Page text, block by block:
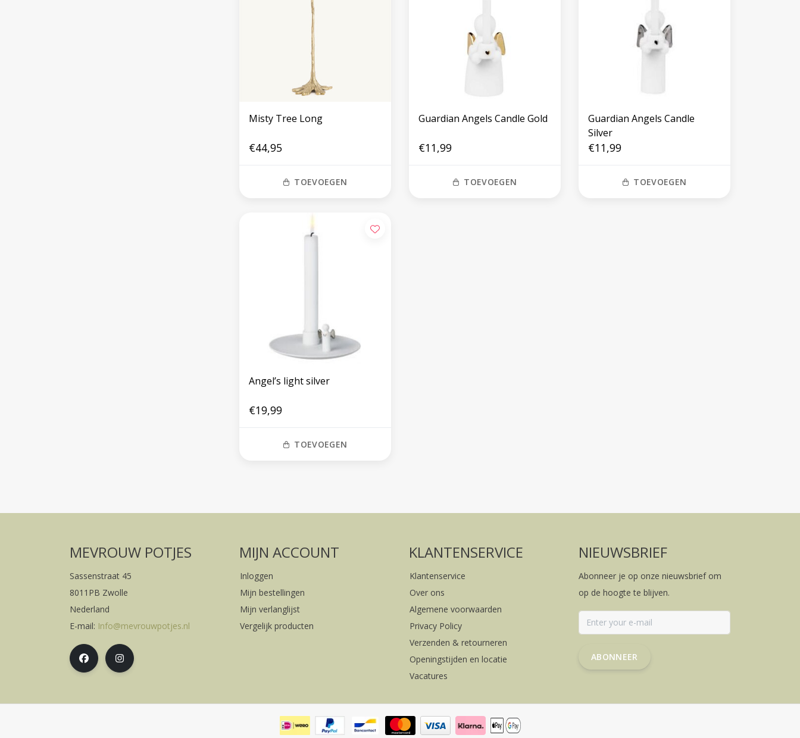
Misty Tree Long
€44,95
TOEVOEGEN
Guardian Angels Candle Gold
€11,99
TOEVOEGEN
Guardian Angels Candle
Silver
€11,99
TOEVOEGEN
Angel’s light silver
€19,99
TOEVOEGEN
MEVROUW POTJES
Sassenstraat 45
8011PB Zwolle
Nederland
E-mail: Info@mevrouwpotjes.nl
MIJN ACCOUNT
Inloggen
Mijn bestellingen
Mijn verlanglijst
Vergelijk producten
KLANTENSERVICE
Klantenservice
Over ons
Algemene voorwaarden
Privacy Policy
Verzenden & retourneren
Openingstijden en locatie
Vacatures
NIEUWSBRIEF
Abonneer je op onze nieuwsbrief om
op de hoogte te blijven.
ABONNEER